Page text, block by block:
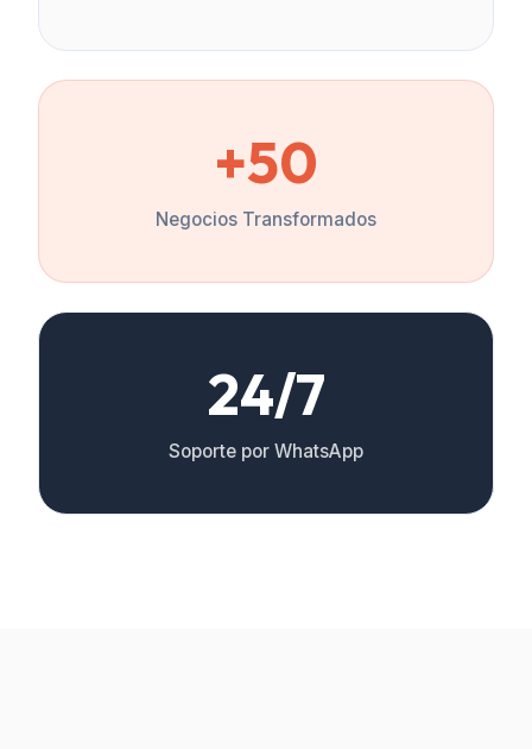
+50
Negocios Transformados
24/7
Soporte por WhatsApp